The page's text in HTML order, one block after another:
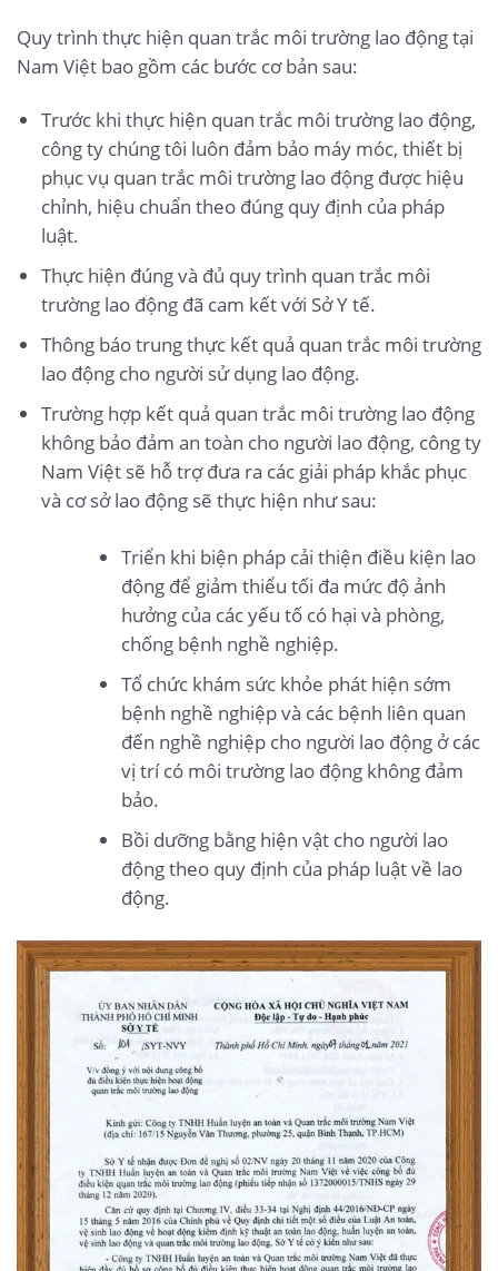
Quy trình thực hiện quan trắc môi trường lao động tại
Nam Việt bao gồm các bước cơ bản sau:
Trước khi thực hiện quan trắc môi trường lao động,
công ty chúng tôi luôn đảm bảo máy móc, thiết bị
phục vụ quan trắc môi trường lao động được hiệu
chỉnh, hiệu chuẩn theo đúng quy định của pháp
luật.
Thực hiện đúng và đủ quy trình quan trắc môi
trường lao động đã cam kết với Sở Y tế.
Thông báo trung thực kết quả quan trắc môi trường
lao động cho người sử dụng lao động.
Trường hợp kết quả quan trắc môi trường lao động
không bảo đảm an toàn cho người lao động, công ty
Nam Việt sẽ hỗ trợ đưa ra các giải pháp khắc phục
và cơ sở lao động sẽ thực hiện như sau:
Triển khi biện pháp cải thiện điều kiện lao
động để giảm thiểu tối đa mức độ ảnh
hưởng của các yếu tố có hại và phòng,
chống bệnh nghề nghiệp.
Tổ chức khám sức khỏe phát hiện sớm
bệnh nghề nghiệp và các bệnh liên quan
đến nghề nghiệp cho người lao động ở các
vị trí có môi trường lao động không đảm
bảo.
Bồi dưỡng bằng hiện vật cho người lao
động theo quy định của pháp luật về lao
động.